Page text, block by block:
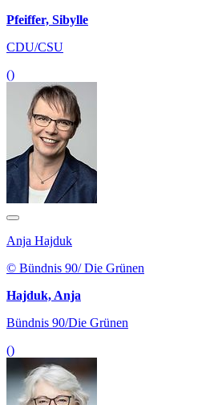
Pfeiffer, Sibylle
CDU/CSU
()
Anja Hajduk
© Bündnis 90/ Die Grünen
Hajduk, Anja
Bündnis 90/Die Grünen
()